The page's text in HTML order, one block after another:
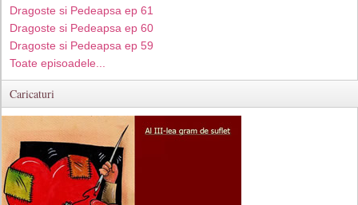
Dragoste si Pedeapsa ep 61
Dragoste si Pedeapsa ep 60
Dragoste si Pedeapsa ep 59
Toate episoadele...
Caricaturi